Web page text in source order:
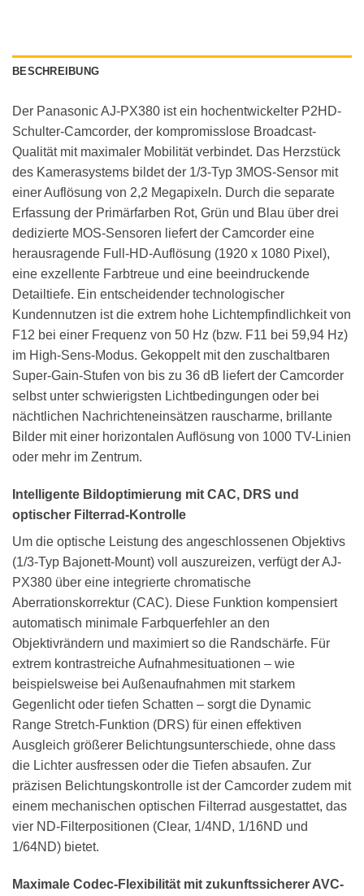
BESCHREIBUNG
Der Panasonic AJ-PX380 ist ein hochentwickelter P2HD-
Schulter-Camcorder, der kompromisslose Broadcast-
Qualität mit maximaler Mobilität verbindet. Das Herzstück
des Kamerasystems bildet der 1/3-Typ 3MOS-Sensor mit
einer Auflösung von 2,2 Megapixeln. Durch die separate
Erfassung der Primärfarben Rot, Grün und Blau über drei
dedizierte MOS-Sensoren liefert der Camcorder eine
herausragende Full-HD-Auflösung (1920 x 1080 Pixel),
eine exzellente Farbtreue und eine beeindruckende
Detailtiefe. Ein entscheidender technologischer
Kundennutzen ist die extrem hohe Lichtempfindlichkeit von
F12 bei einer Frequenz von 50 Hz (bzw. F11 bei 59,94 Hz)
im High-Sens-Modus. Gekoppelt mit den zuschaltbaren
Super-Gain-Stufen von bis zu 36 dB liefert der Camcorder
selbst unter schwierigsten Lichtbedingungen oder bei
nächtlichen Nachrichteneinsätzen rauscharme, brillante
Bilder mit einer horizontalen Auflösung von 1000 TV-Linien
oder mehr im Zentrum.
Intelligente Bildoptimierung mit CAC, DRS und
optischer Filterrad-Kontrolle
Um die optische Leistung des angeschlossenen Objektivs
(1/3-Typ Bajonett-Mount) voll auszureizen, verfügt der AJ-
PX380 über eine integrierte chromatische
Aberrationskorrektur (CAC). Diese Funktion kompensiert
automatisch minimale Farbquerfehler an den
Objektivrändern und maximiert so die Randschärfe. Für
extrem kontrastreiche Aufnahmesituationen – wie
beispielsweise bei Außenaufnahmen mit starkem
Gegenlicht oder tiefen Schatten – sorgt die Dynamic
Range Stretch-Funktion (DRS) für einen effektiven
Ausgleich größerer Belichtungsunterschiede, ohne dass
die Lichter ausfressen oder die Tiefen absaufen. Zur
präzisen Belichtungskontrolle ist der Camcorder zudem mit
einem mechanischen optischen Filterrad ausgestattet, das
vier ND-Filterpositionen (Clear, 1/4ND, 1/16ND und
1/64ND) bietet.
Maximale Codec-Flexibilität mit zukunftssicherer AVC-